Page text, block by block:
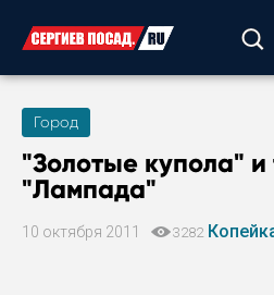
Город
"Золотые купола" и
"Лампада"
10 октября 2011 3282